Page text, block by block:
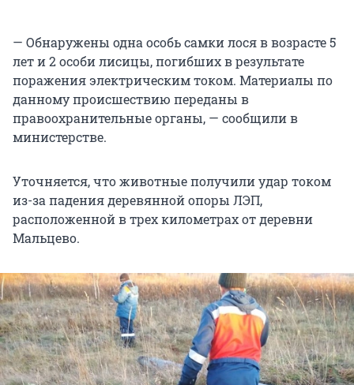
— Обнаружены одна особь самки лося в возрасте 5
лет и 2 особи лисицы, погибших в результате
поражения электрическим током. Материалы по
данному происшествию переданы в
правоохранительные органы, — сообщили в
министерстве.
Уточняется, что животные получили удар током
из-за падения деревянной опоры ЛЭП,
расположенной в трех километрах от деревни
Мальцево.